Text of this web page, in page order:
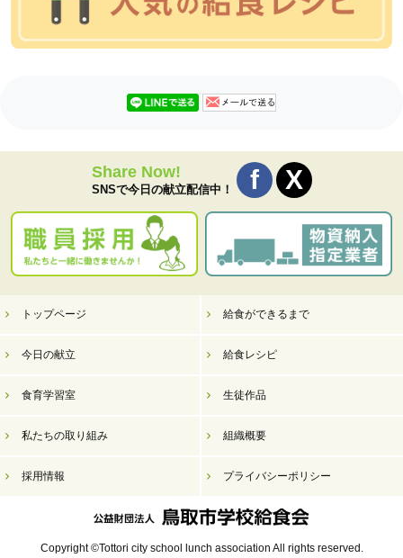
Share Now!
SNSで今日の献立配信中！
トップページ 給食ができるまで
今日の献立 給食レシピ
食育学習室 生徒作品
私たちの取り組み 組織概要
採用情報 プライバシーポリシー
Copyright ©Tottori city school lunch association All rights reserved.